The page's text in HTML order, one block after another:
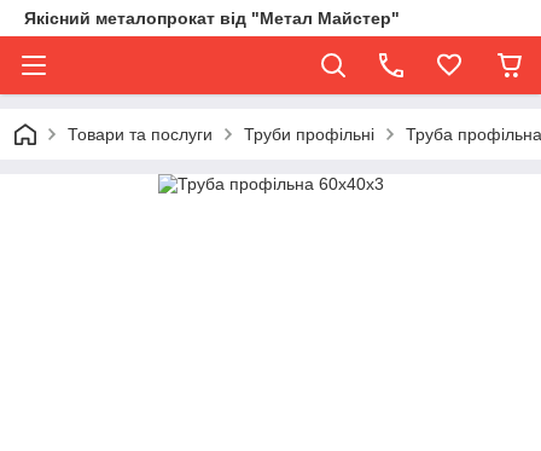
Якісний металопрокат від "Метал Майстер"
Товари та послуги Труби профільні Труба